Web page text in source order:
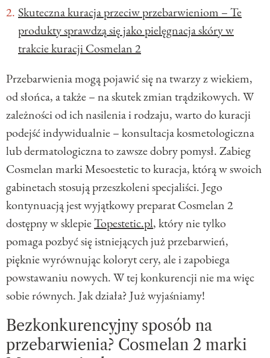
Skuteczna kuracja przeciw przebarwieniom – Te
produkty sprawdzą się jako pielęgnacja skóry w
trakcie kuracji Cosmelan 2
Przebarwienia mogą pojawić się na twarzy z wiekiem,
od słońca, a także – na skutek zmian trądzikowych. W
zależności od ich nasilenia i rodzaju, warto do kuracji
podejść indywidualnie – konsultacja kosmetologiczna
lub dermatologiczna to zawsze dobry pomysł. Zabieg
Cosmelan marki Mesoestetic to kuracja, którą w swoich
gabinetach stosują przeszkoleni specjaliści. Jego
kontynuacją jest wyjątkowy preparat Cosmelan 2
dostępny w sklepieTopestetic.pl, który nie tylko
pomaga pozbyć się istniejących już przebarwień,
pięknie wyrównując koloryt cery, ale i zapobiega
powstawaniu nowych. W tej konkurencji nie ma więc
sobie równych. Jak działa? Już wyjaśniamy!
Bezkonkurencyjny sposób na
przebarwienia? Cosmelan 2 marki